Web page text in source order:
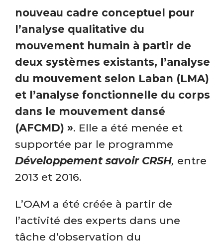
nouveau cadre conceptuel pour
l’analyse qualitative du
mouvement humain à partir de
deux systèmes existants, l’analyse
du mouvement selon Laban (LMA)
et l’analyse fonctionnelle du corps
dans le mouvement dansé
(AFCMD) ». Elle a été menée et
supportée par le programme
Développement savoir CRSH, entre
2013 et 2016.
L’OAM a été créée à partir de
l’activité des experts dans une
tâche d’observation du